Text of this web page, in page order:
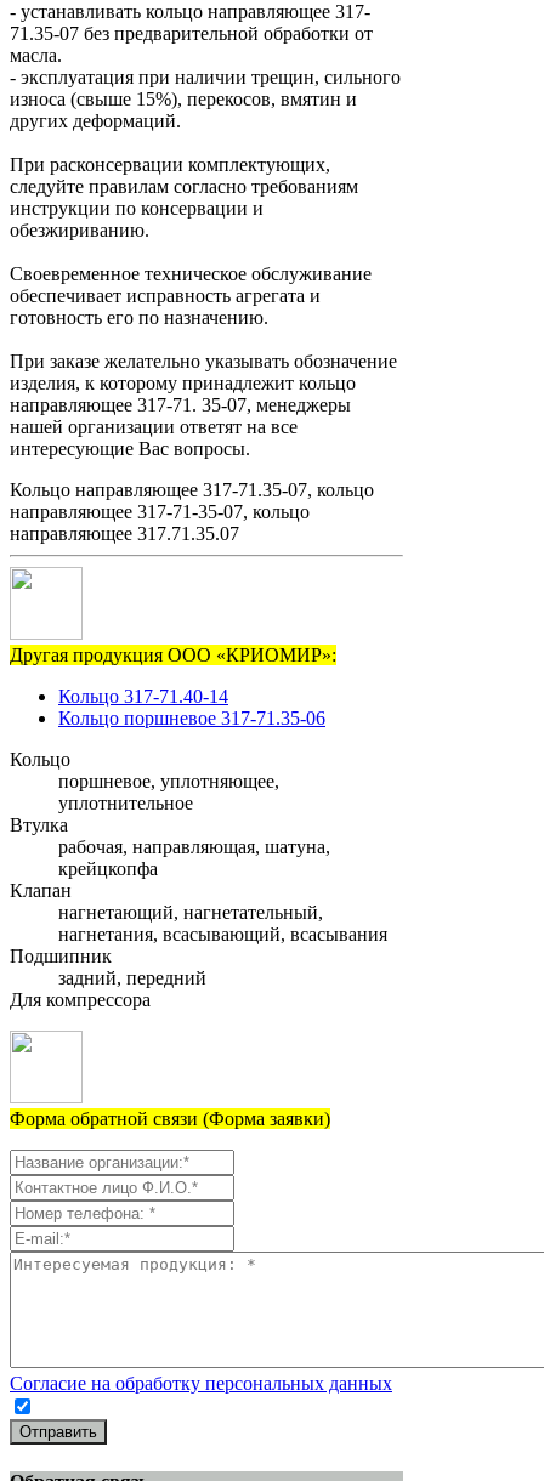
- устанавливать кольцо направляющее 317-
71.35-07 без предварительной обработки от
масла.
- эксплуатация при наличии трещин, сильного
износа (свыше 15%), перекосов, вмятин и
других деформаций.
При расконсервации комплектующих,
следуйте правилам согласно требованиям
инструкции по консервации и
обезжириванию.
Своевременное техническое обслуживание
обеспечивает исправность агрегата и
готовность его по назначению.
При заказе желательно указывать обозначение
изделия, к которому принадлежит кольцо
направляющее 317-71. 35-07, менеджеры
нашей организации ответят на все
интересующие Вас вопросы.
Кольцо направляющее 317-71.35-07, кольцо
направляющее 317-71-35-07, кольцо
направляющее 317.71.35.07
Другая продукция ООО «КРИОМИР»:
Кольцо 317-71.40-14
Кольцо поршневое 317-71.35-06
Кольцо
поршневое, уплотняющее,
уплотнительное
Втулка
рабочая, направляющая, шатуна,
крейцкопфа
Клапан
нагнетающий, нагнетательный,
нагнетания, всасывающий, всасывания
Подшипник
задний, передний
Для компрессора
Форма обратной связи (Форма заявки)
Согласие на обработку персональных данных
Отправить